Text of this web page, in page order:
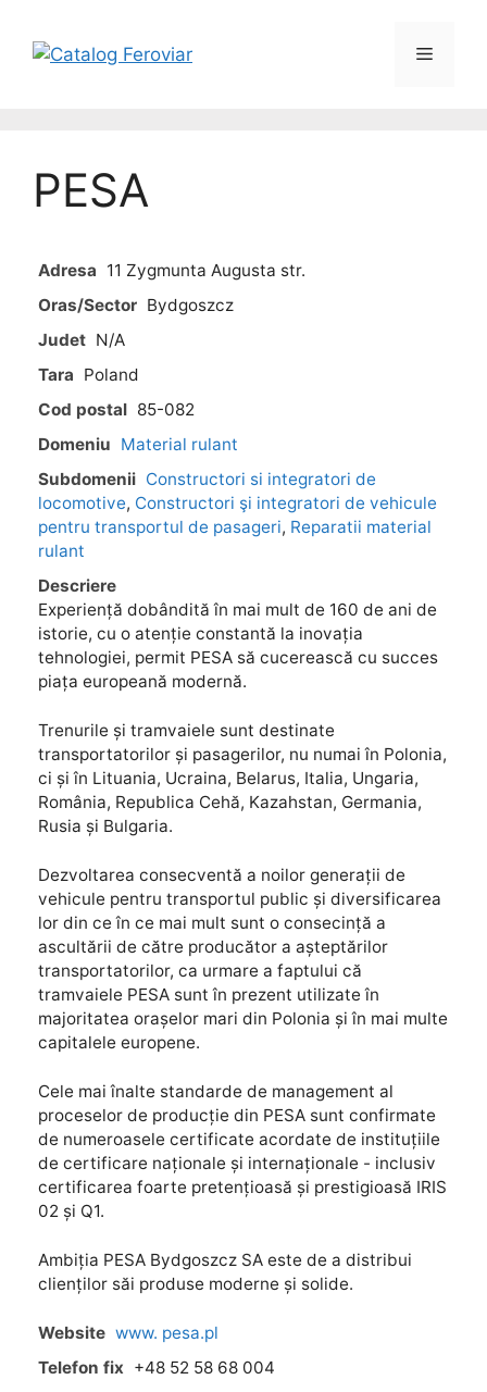
PESA
Adresa 11 Zygmunta Augusta str.
Oras/Sector Bydgoszcz
Judet N/A
Tara Poland
Cod postal 85-082
Domeniu Material rulant
Subdomenii Constructori si integratori de
locomotive, Constructori şi integratori de vehicule
pentru transportul de pasageri, Reparatii material
rulant
Descriere
Experiență dobândită în mai mult de 160 de ani de
istorie, cu o atenție constantă la inovația
tehnologiei, permit PESA să cucerească cu succes
piața europeană modernă.
Trenurile și tramvaiele sunt destinate
transportatorilor și pasagerilor, nu numai în Polonia,
ci și în Lituania, Ucraina, Belarus, Italia, Ungaria,
România, Republica Cehă, Kazahstan, Germania,
Rusia și Bulgaria.
Dezvoltarea consecventă a noilor generații de
vehicule pentru transportul public și diversificarea
lor din ce în ce mai mult sunt o consecință a
ascultării de către producător a așteptărilor
transportatorilor, ca urmare a faptului că
tramvaiele PESA sunt în prezent utilizate în
majoritatea orașelor mari din Polonia și în mai multe
capitalele europene.
Cele mai înalte standarde de management al
proceselor de producție din PESA sunt confirmate
de numeroasele certificate acordate de instituțiile
de certificare naționale și internaționale - inclusiv
certificarea foarte pretențioasă și prestigioasă IRIS
02 și Q1.
Ambiția PESA Bydgoszcz SA este de a distribui
clienților săi produse moderne și solide.
Website www. pesa.pl
Telefon fix +48 52 58 68 004